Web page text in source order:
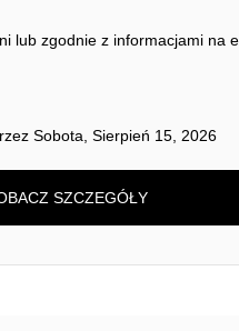
lub zgodnie z informacjami na
Sobota, Sierpień 15, 2026
SZCZEGÓŁY